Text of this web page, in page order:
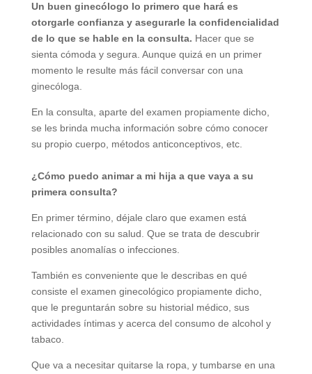
Un buen ginecólogo lo primero que hará es
otorgarle confianza y asegurarle la confidencialidad
de lo que se hable en la consulta. Hacer que se
sienta cómoda y segura. Aunque quizá en un primer
momento le resulte más fácil conversar con una
ginecóloga.
En la consulta, aparte del examen propiamente dicho,
se les brinda mucha información sobre cómo conocer
su propio cuerpo, métodos anticonceptivos, etc.
¿Cómo puedo animar a mi hija a que vaya a su
primera consulta?
En primer término, déjale claro que examen está
relacionado con su salud. Que se trata de descubrir
posibles anomalías o infecciones.
También es conveniente que le describas en qué
consiste el examen ginecológico propiamente dicho,
que le preguntarán sobre su historial médico, sus
actividades íntimas y acerca del consumo de alcohol y
tabaco.
Que va a necesitar quitarse la ropa, y tumbarse en una